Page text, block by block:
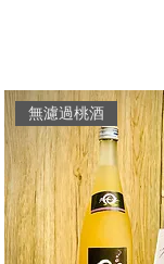
無濾過桃酒